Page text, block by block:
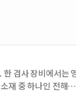
검사 장비에서는
재 중 하나인 전해액